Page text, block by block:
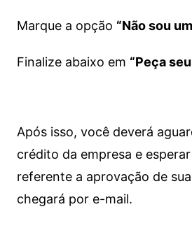
Marque a opção “Não sou
Finalize abaixo em “Peça
Após isso, você deverá
crédito da empresa e
referente a aprovação de
chegará por e-mail.